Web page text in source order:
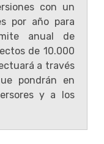
con un
por año para
anual de
de 10.000
a través
pondrán en
y a los